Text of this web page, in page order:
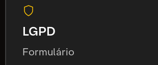
LGPD
Formulário